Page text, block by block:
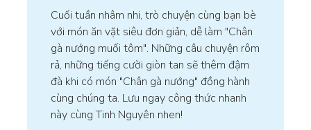
Cuối tuần nhâm nhi, trò chuyện cùng bạn bè
với món ăn vặt siêu đơn giản, dễ làm "Chân
gà nướng muối tôm". Những câu chuyện rôm
rả, những tiếng cười giòn tan sẽ thêm đậm
đà khi có món "Chân gà nướng" đồng hành
cùng chúng ta. Lưu ngay công thức nhanh
này cùng Tinh Nguyên nhen!